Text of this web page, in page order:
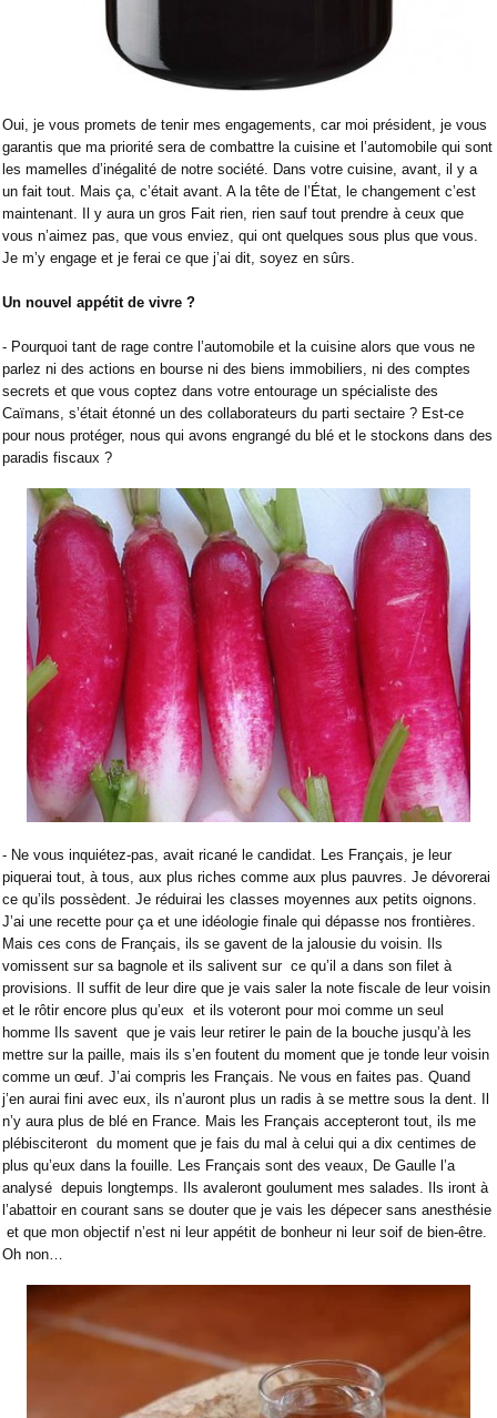
Oui, je vous promets de tenir mes engagements, car moi président, je vous
garantis que ma priorité sera de combattre la cuisine et l’automobile qui sont
les mamelles d’inégalité de notre société. Dans votre cuisine, avant, il y a
un fait tout. Mais ça, c’était avant. A la tête de l’État, le changement c’est
maintenant. Il y aura un gros Fait rien, rien sauf tout prendre à ceux que
vous n’aimez pas, que vous enviez, qui ont quelques sous plus que vous.
Je m’y engage et je ferai ce que j’ai dit, soyez en sûrs.
Un nouvel appétit de vivre ?
- Pourquoi tant de rage contre l’automobile et la cuisine alors que vous ne
parlez ni des actions en bourse ni des biens immobiliers, ni des comptes
secrets et que vous coptez dans votre entourage un spécialiste des
Caïmans, s’était étonné un des collaborateurs du parti sectaire ? Est-ce
pour nous protéger, nous qui avons engrangé du blé et le stockons dans des
paradis fiscaux ?
- Ne vous inquiétez-pas, avait ricané le candidat. Les Français, je leur
piquerai tout, à tous, aux plus riches comme aux plus pauvres. Je dévorerai
ce qu’ils possèdent. Je réduirai les classes moyennes aux petits oignons.
J’ai une recette pour ça et une idéologie finale qui dépasse nos frontières.
Mais ces cons de Français, ils se gavent de la jalousie du voisin. Ils
vomissent sur sa bagnole et ils salivent sur ce qu’il a dans son filet à
provisions. Il suffit de leur dire que je vais saler la note fiscale de leur voisin
et le rôtir encore plus qu’eux et ils voteront pour moi comme un seul
homme Ils savent que je vais leur retirer le pain de la bouche jusqu’à les
mettre sur la paille, mais ils s’en foutent du moment que je tonde leur voisin
comme un œuf. J’ai compris les Français. Ne vous en faites pas. Quand
j’en aurai fini avec eux, ils n’auront plus un radis à se mettre sous la dent. Il
n’y aura plus de blé en France. Mais les Français accepteront tout, ils me
plébisciteront du moment que je fais du mal à celui qui a dix centimes de
plus qu’eux dans la fouille. Les Français sont des veaux, De Gaulle l’a
analysé depuis longtemps. Ils avaleront goulument mes salades. Ils iront à
l’abattoir en courant sans se douter que je vais les dépecer sans anesthésie
et que mon objectif n’est ni leur appétit de bonheur ni leur soif de bien-être.
Oh non…